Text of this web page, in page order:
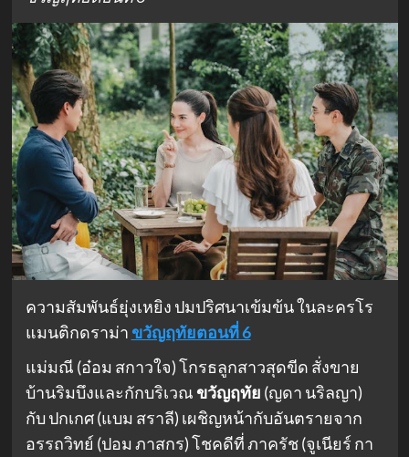
ความสัมพันธ์ยุ่งเหยิง ปมปริศนาเข้มข้น ในละครโร
แมนติกดราม่า ขวัญฤทัยตอนที่ 6
แม่มณี (อ๋อม สกาวใจ) โกรธลูกสาวสุดขีด สั่งขาย
บ้านริมบึงและกักบริเวณ ขวัญฤทัย (ญดา นริลญา)
กับ ปกเกศ (แบม สราลี) เผชิญหน้ากับอันตรายจาก
อรรถวิทย์ (ปอม ภาสกร) โชคดีที่ ภาครัช (จูเนียร์ กา